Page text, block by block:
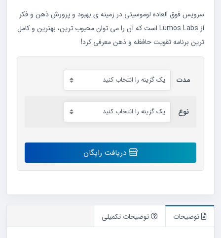
سرویس فوق العاده لوموسیتی در زمینه ی بهبود و پرورش ذهن و فکر
از Lumos Labs است که آن را می توان محبوب ترین، بهترین و کامل
ترین برنامه تقویت حافظه و ذهن معرفی کرد!
مدت
نوع
اکانت
رایگان
دریافت رایگان
توضیحات توضیحات تکمیلی